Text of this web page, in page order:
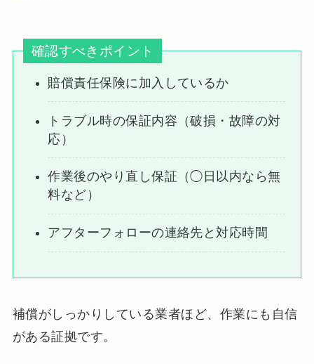
確認すべきポイント
賠償責任保険に加入しているか
トラブル時の保証内容（破損・故障の対
応）
作業後のやり直し保証（◯日以内なら無
料など）
アフターフォローの連絡先と対応時間
補償がしっかりしている業者ほど、作業にも自信
がある証拠です。